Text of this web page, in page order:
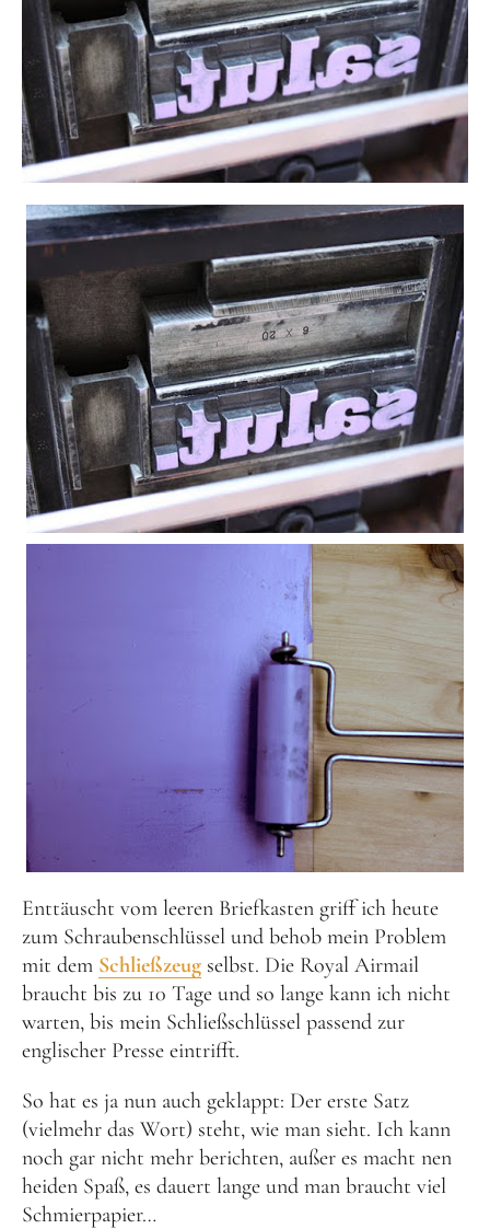
Instagram
Enttäuscht vom leeren Briefkasten griff ich heute
zum Schraubenschlüssel und behob mein Problem
mit dem Schließzeug selbst. Die Royal Airmail
braucht bis zu 10 Tage und so lange kann ich nicht
warten, bis mein Schließschlüssel passend zur
englischer Presse eintrifft.
So hat es ja nun auch geklappt: Der erste Satz
(vielmehr das Wort) steht, wie man sieht. Ich kann
noch gar nicht mehr berichten, außer es macht nen
heiden Spaß, es dauert lange und man braucht viel
Schmierpapier…